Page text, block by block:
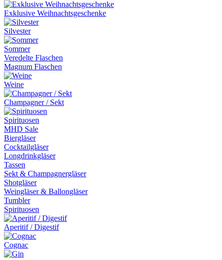
Exklusive Weihnachtsgeschenke
Silvester
Sommer
Veredelte Flaschen
Magnum Flaschen
Weine
Champagner / Sekt
Spirituosen
MHD Sale
Biergläser
Cocktailgläser
Longdrinkgläser
Tassen
Sekt & Champagnergläser
Shotgläser
Weingläser & Ballongläser
Tumbler
Spirituosen
Aperitif / Digestif
Cognac